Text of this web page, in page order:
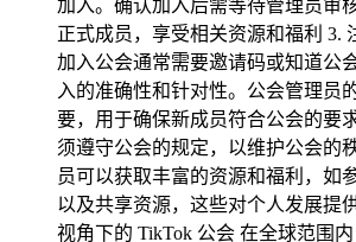
加入。确认加入后需等待管理员审
正式成员，享受相关资源和福利 3.
加入公会通常需要邀请码或知道公
入的准确性和针对性。公会管理员
要，用于确保新成员符合公会的要
须遵守公会的规定，以维护公会的
员可以获取丰富的资源和福利，如
以及共享资源，这些对个人发展提
视角下的 TikTok 公会 在全球范围